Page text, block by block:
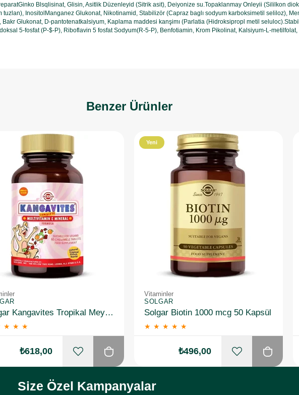
Blsqlisinat, Glisin, Asitlik Düzenleyid (Sitrik asit), Deiyonize su.Topaklanmay Onleyii (Sililkon
InositolManganez Glukonat, Nikotinamid, Stabilizör (Capraz baglı sodyum karboksimetil seliloz),
Glukonat, D-pantotenatkalsiyum, Kaplama maddesi kanşimı (Parlatia (Hidroksipropl metil
5-fosfat (P-$-P), Riboflavin 5 fosfat Sodyum(R-5-P), Benfotiamin, Krom Pikolinat, Kalsiyum-L-
Benzer Ürünler
Solgar Kangavites Tropikal Meyve Aromalı 60 Tablet
★ ★ ★
₺618,00
Vitaminler
SOLGAR
Solgar Biotin 1000 mcg 50 Kapsül
★ ★ ★ ★ ★
Yeni
₺496,00
Size Özel Kampanyalar